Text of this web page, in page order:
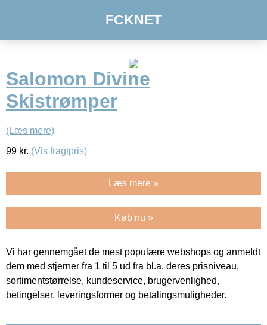
FCKNET
Salomon Divine
Skistrømper
(Læs mere)
99 kr. (Vis fragtpris)
Læs mere »
Køb nu »
Vi har gennemgået de mest populære webshops og anmeldt
dem med stjerner fra 1 til 5 ud fra bl.a. deres prisniveau,
sortimentstørrelse, kundeservice, brugervenlighed,
betingelser, leveringsformer og betalingsmuligheder.